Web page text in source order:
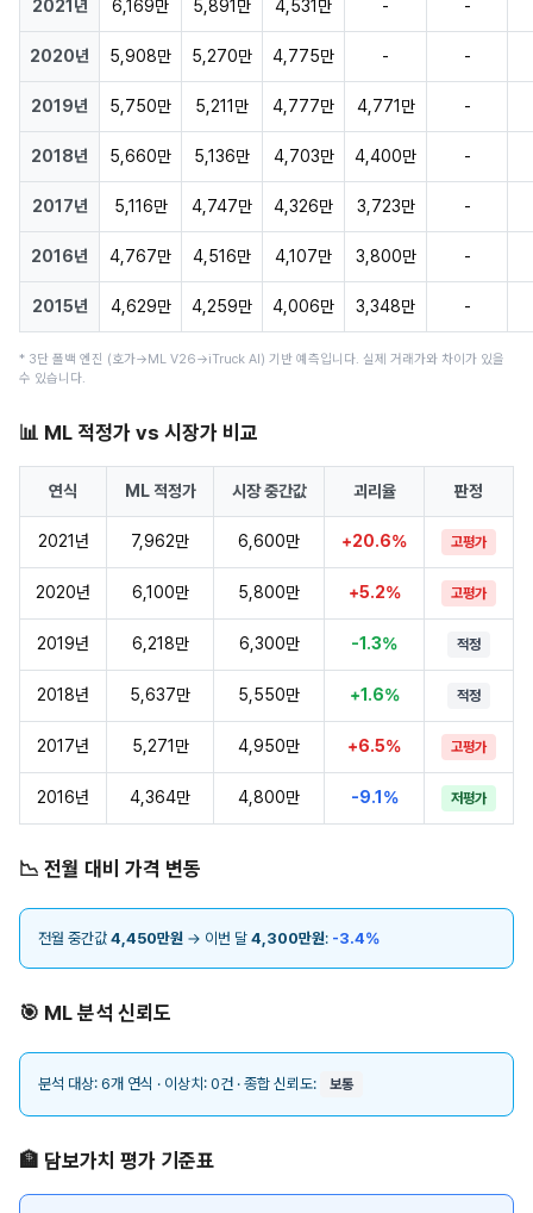
2021년 6,169만 5,891만 4,531만 - -
2020년 5,908만 5,270만 4,775만 - -
2019년 5,750만 5,211만 4,777만 4,771만 -
2018년 5,660만 5,136만 4,703만 4,400만 -
2017년 5,116만 4,747만 4,326만 3,723만 -
2016년 4,767만 4,516만 4,107만 3,800만 -
2015년 4,629만 4,259만 4,006만 3,348만 -
* 3단 폴백 엔진 (호가→ML V26→iTruck AI) 기반 예측입니다. 실제 거래가와 차이가 있을
수 있습니다.
📊 ML 적정가 vs 시장가 비교
연식 ML 적정가 시장 중간값 괴리율 판정
2021년 7,962만 6,600만 +20.6% 고평가
2020년 6,100만 5,800만 +5.2% 고평가
2019년 6,218만 6,300만 -1.3% 적정
2018년 5,637만 5,550만 +1.6% 적정
2017년 5,271만 4,950만 +6.5% 고평가
2016년 4,364만 4,800만 -9.1% 저평가
📉 전월 대비 가격 변동
전월 중간값 4,450만원 → 이번 달 4,300만원: -3.4%
🎯 ML 분석 신뢰도
분석 대상: 6개 연식 · 이상치: 0건 · 종합 신뢰도: 보통
🏦 담보가치 평가 기준표